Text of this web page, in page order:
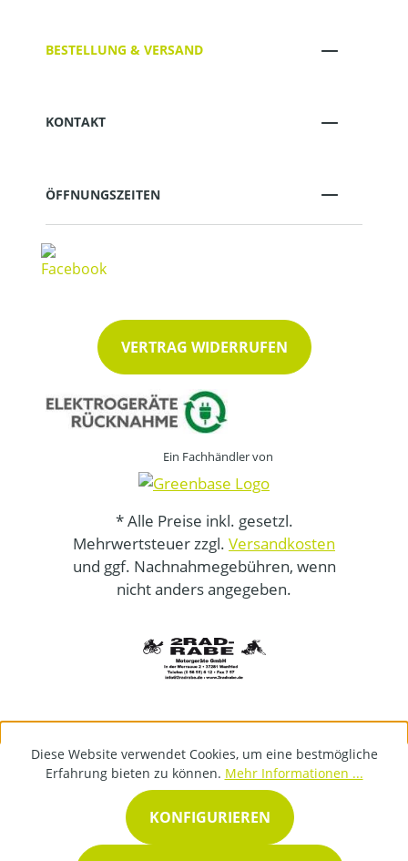
BESTELLUNG & VERSAND
KONTAKT
ÖFFNUNGSZEITEN
VERTRAG WIDERRUFEN
Ein Fachhändler von
* Alle Preise inkl. gesetzl.
Mehrwertsteuer zzgl. Versandkosten
und ggf. Nachnahmegebühren, wenn
nicht anders angegeben.
Diese Website verwendet Cookies, um eine bestmögliche
Erfahrung bieten zu können. Mehr Informationen ...
KONFIGURIEREN